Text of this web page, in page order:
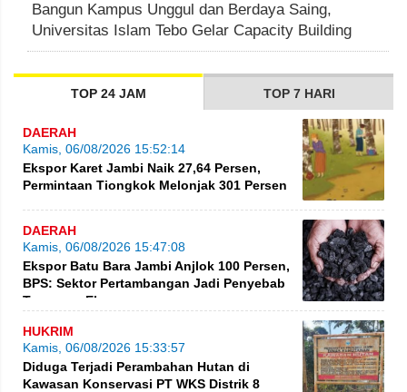
Bangun Kampus Unggul dan Berdaya Saing,
Universitas Islam Tebo Gelar Capacity Building
TOP 24 JAM TOP 7 HARI
DAERAH
Kamis, 06/08/2026 15:52:14
Ekspor Karet Jambi Naik 27,64 Persen,
Permintaan Tiongkok Melonjak 301 Persen
DAERAH
Kamis, 06/08/2026 15:47:08
Ekspor Batu Bara Jambi Anjlok 100 Persen,
BPS: Sektor Pertambangan Jadi Penyebab
Turunnya Ekspor
HUKRIM
Kamis, 06/08/2026 15:33:57
Diduga Terjadi Perambahan Hutan di
Kawasan Konservasi PT WKS Distrik 8